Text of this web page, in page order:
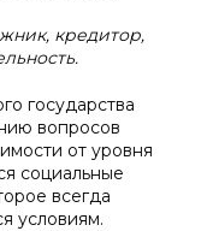
кредитор,
государства
вопросов
от уровня
социальные
всегда
условиям.